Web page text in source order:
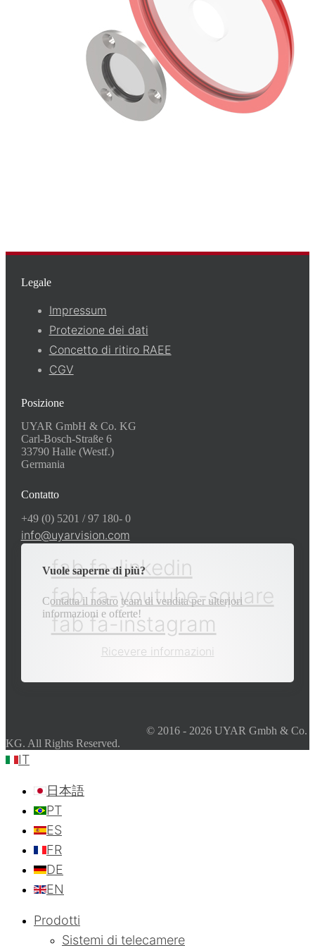
Legale
Impressum
Protezione dei dati
Concetto di ritiro RAEE
CGV
Posizione
UYAR GmbH & Co. KG
Carl-Bosch-Straße 6
33790 Halle (Westf.)
Germania
Contatto
+49 (0) 5201 / 97 180- 0
info@uyarvision.com
fab fa-linkedin
fab fa-youtube-square
fab fa-instagram
Vuole saperne di più?
Contatta il nostro team di vendita per ulteriori
informazioni e offerte!
Ricevere informazioni
© 2016 - 2026 UYAR Gmbh & Co.
KG. All Rights Reserved.
IT
日本語
PT
ES
FR
DE
EN
Prodotti
Sistemi di telecamere